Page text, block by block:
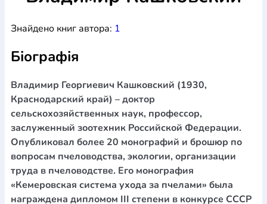
Богослов`яШлюб і сім`я
Юдаїзм
ПеріодикаАудіо Ручки кулькові
БлокнотиЩоденники / щотижневики
Навчальні мапи Шкіряні виробиМагнітиМеталеві
виробиМіні-лампи НаклейкиНастільні ігри
подарунковіПлакатиПластмасові виробиХустки
Подарункові карткиРозвиваючі ігри Репринти Свічки
Зошити
Фотокартини Чохли на Библії
Головні убори
Календарі
Канцелярскі товари Комп`ютерні ігри
Листівки Сувенирна продукціяГодинники Пазли
Книга в комплекті
За додатковою інформацією дзвоніть за номером:+38
Знайдено книг автора: 1
Біографія
Владимир Георгиевич Кашковский (1930,
Краснодарский край) – доктор
сельскохозяйственных наук, профессор,
заслуженный зоотехник Российской Федерации.
Опубликовал более 20 монографий и брошюр по
вопросам пчеловодства, экологии, организации
труда в пчеловодстве. Его монография
«Кемеровская система ухода за пчелами» была
награждена дипломом III степени в конкурсе СССР